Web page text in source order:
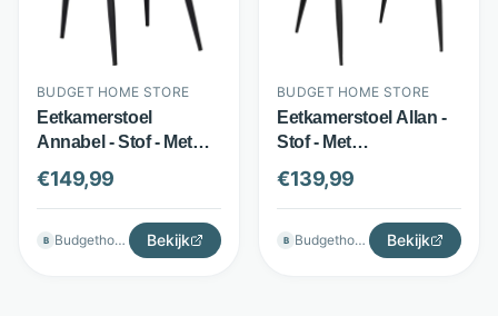
BUDGET HOME STORE
Eetkamerstoel
Annabel - Stof - Met
armleuningen en
handgreep - Beige -
Budget Home Store
€149,99
B Budgethomestore Bekijk
BUDGET HOME STORE
Eetkamerstoel Allan -
Stof - Met
armleuningen -
Antraciet - Budget
Home Store
€139,99
B Budgethomestore Bekijk